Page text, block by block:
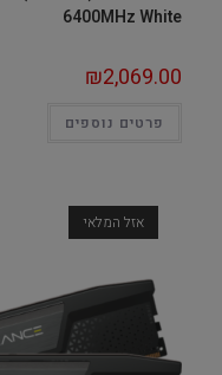
6400MHz White
₪2,069.00
פרטים נוספים
אזל המלאי